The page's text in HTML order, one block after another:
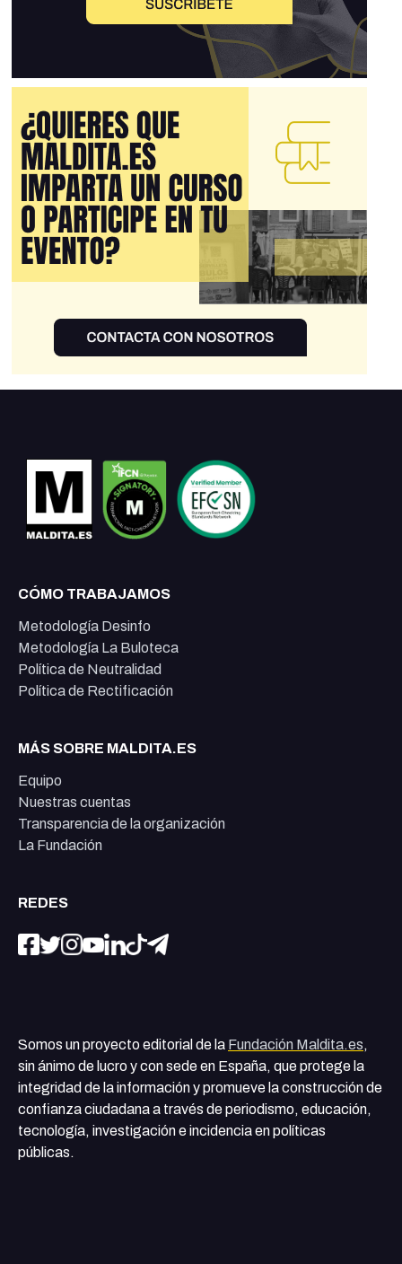
CÓMO TRABAJAMOS
Metodología Desinfo
Metodología La Buloteca
Política de Neutralidad
Política de Rectificación
MÁS SOBRE MALDITA.ES
Equipo
Nuestras cuentas
Transparencia de la organización
La Fundación
REDES
Somos un proyecto editorial de la Fundación Maldita.es,
sin ánimo de lucro y con sede en España, que protege la
integridad de la información y promueve la construcción de
confianza ciudadana a través de periodismo, educación,
tecnología, investigación e incidencia en políticas
públicas.